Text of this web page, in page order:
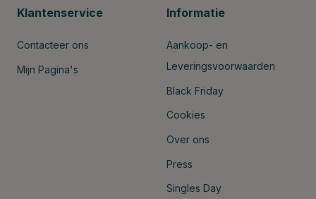
Klantenservice
Contacteer ons
Mijn Pagina's
Informatie
Aankoop- en
Leveringsvoorwaarden
Black Friday
Cookies
Over ons
Press
Singles Day